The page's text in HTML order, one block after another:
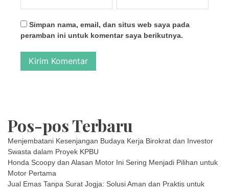
Simpan nama, email, dan situs web saya pada
peramban ini untuk komentar saya berikutnya.
Pos-pos Terbaru
Menjembatani Kesenjangan Budaya Kerja Birokrat dan Investor
Swasta dalam Proyek KPBU
Honda Scoopy dan Alasan Motor Ini Sering Menjadi Pilihan untuk
Motor Pertama
Jual Emas Tanpa Surat Jogja: Solusi Aman dan Praktis untuk